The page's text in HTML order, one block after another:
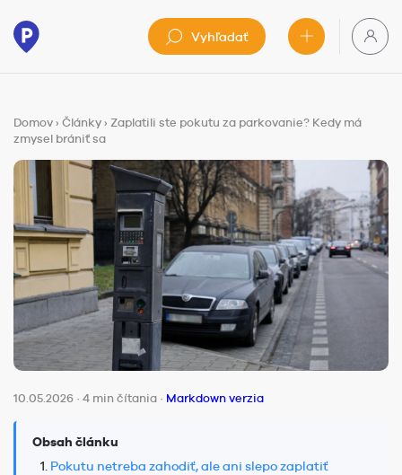
Vyhľadať
Domov › Články › Zaplatili ste pokutu za parkovanie? Kedy má
zmysel brániť sa
10.05.2026 · 4 min čítania · Markdown verzia
Obsah článku
Pokutu netreba zahodiť, ale ani slepo zaplatiť